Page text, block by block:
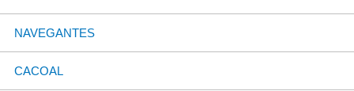
NAVEGANTES
CACOAL